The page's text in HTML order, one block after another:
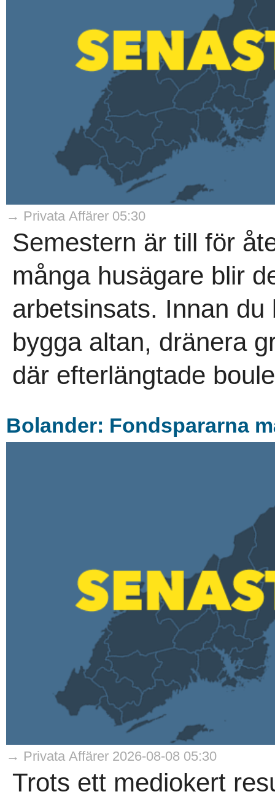
→ Privata Affärer 05:30
Semestern är till för
många husägare blir
arbetsinsats. Innan
bygga altan, dränera
där efterlängtade
Bolander: Fondspararna
→ Privata Affärer 2026-08-08 05:30
Trots ett mediokert